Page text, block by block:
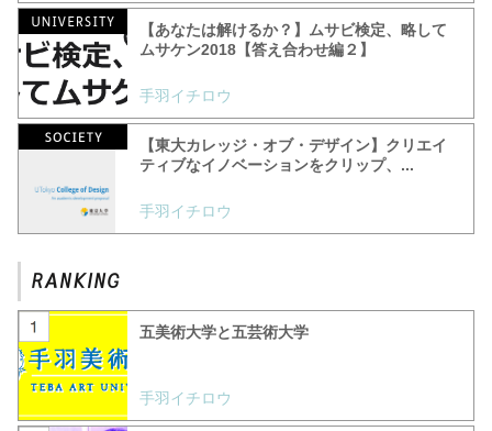
【あなたは解けるか？】ムサビ検定、略して
ムサケン2018【答え合わせ編２】
手羽イチロウ
【東大カレッジ・オブ・デザイン】クリエイ
ティブなイノベーションをクリップ、...
手羽イチロウ
五美術大学と五芸術大学
手羽イチロウ